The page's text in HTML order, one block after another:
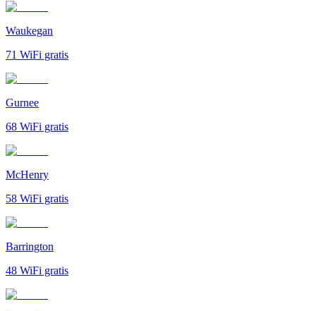
Waukegan
71 WiFi gratis
Gurnee
68 WiFi gratis
McHenry
58 WiFi gratis
Barrington
48 WiFi gratis